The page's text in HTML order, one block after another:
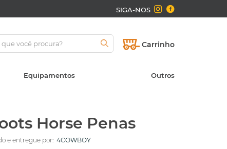
SIGA-NOS
Carrinho
Equipamentos Outros
Horse Penas
e entregue por: 4COWBOY